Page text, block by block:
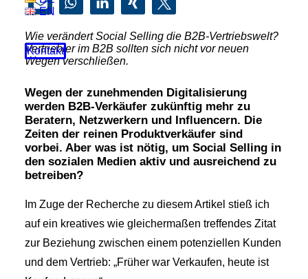
EN
Kontakt
Wie verändert Social Selling die B2B-Vertriebswelt?
Vertriebler im B2B sollten sich nicht vor neuen
Wegen verschließen.
Wegen der zunehmenden Digitalisierung
werden B2B-Verkäufer zukünftig mehr zu
Beratern, Netzwerkern und Influencern. Die
Zeiten der reinen Produktverkäufer sind
vorbei. Aber was ist nötig, um Social Selling in
den sozialen Medien aktiv und ausreichend zu
betreiben?
Im Zuge der Recherche zu diesem Artikel stieß ich
auf ein kreatives wie gleichermaßen treffendes Zitat
zur Beziehung zwischen einem potenziellen Kunden
und dem Vertrieb: „Früher war Verkaufen, heute ist